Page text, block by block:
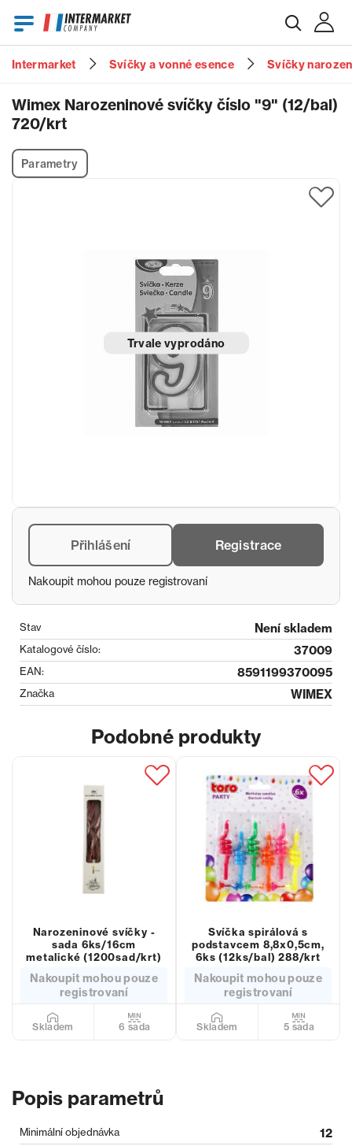
Heslo
Intermarket Svíčky a vonné esence Svíčky
Wimex Narozeninové svíčky číslo "9" (12/bal)
720/krt
Parametry
Trvale vyprodáno
Přihlášení Registrace
Nakoupit mohou pouze registrovaní
Stav Není skladem
Katalogové číslo: 37009
EAN: 8591199370095
Značka WIMEX
Podobné produkty
Narozeninové svíčky -
sada 6ks/16cm
metalické (1200sad/krt)
Nakoupit mohou pouze
registrovaní
Skladem 6 sada
Svíčka spirálová s
podstavcem 8,8x0,5cm,
6ks (12ks/bal) 288/krt
Nakoupit mohou pouze
registrovaní
Skladem 5 sada
Popis parametrů
Minimální objednávka 12